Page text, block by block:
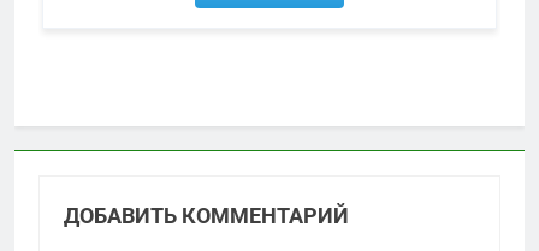
ДОБАВИТЬ КОММЕНТАРИЙ